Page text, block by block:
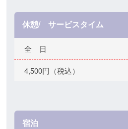
休憩/ サービスタイム
全 日
4,500円（税込）
宿泊